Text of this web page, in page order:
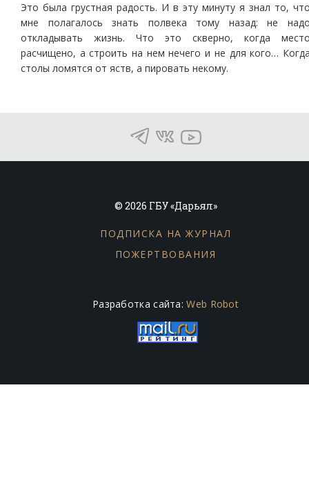
Это была грустная радость. И в эту минуту я знал то,
мне полагалось знать полвека тому назад: не
откладывать жизнь. Что это скверно, когда
расчищено, а строить на нем нечего и не для кого…
столы ломятся от яств, а пировать некому.
© 2026 ГБУ «Дарьял»
ПОДПИСКА НА ЖУРНАЛ
ПОЖЕРТВОВАНИЯ
Разработка сайта:Web Robot